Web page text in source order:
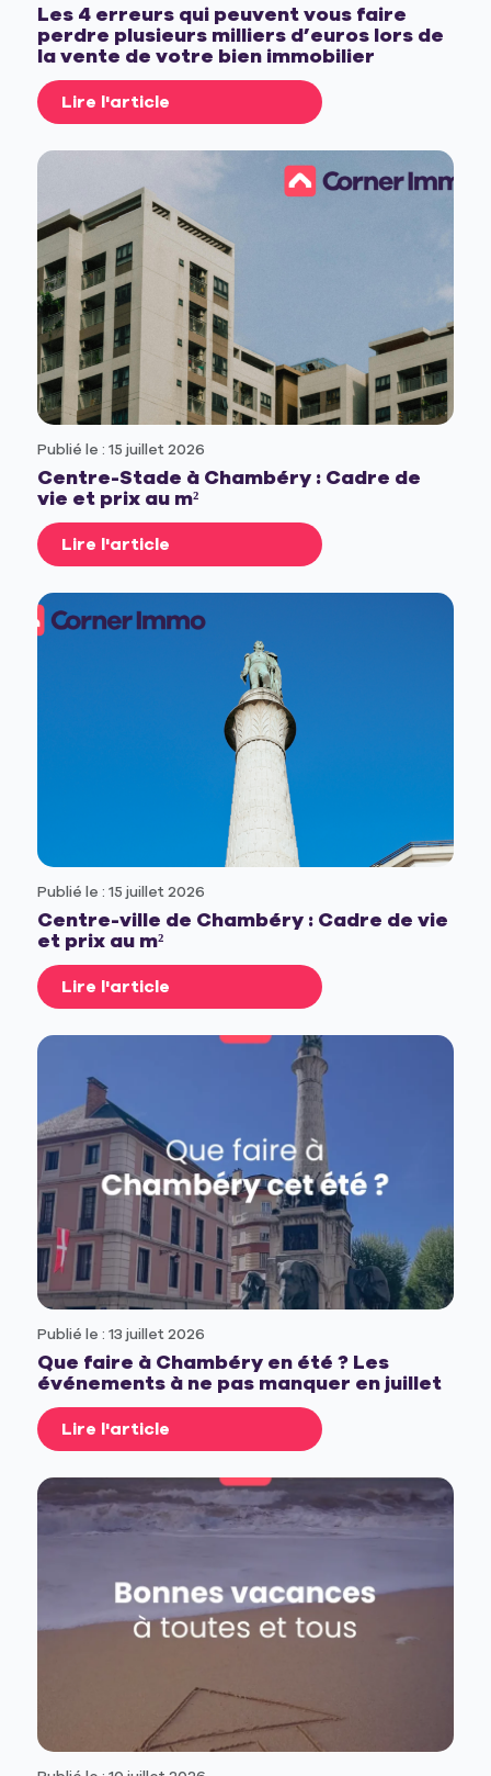
Les 4 erreurs qui peuvent vous faire
perdre plusieurs milliers d’euros lors de
la vente de votre bien immobilier
Lire l'article
Publié le : 15 juillet 2026
Centre-Stade à Chambéry : Cadre de
vie et prix au m²
Lire l'article
Publié le : 15 juillet 2026
Centre-ville de Chambéry : Cadre de vie
et prix au m²
Lire l'article
Publié le : 13 juillet 2026
Que faire à Chambéry en été ? Les
événements à ne pas manquer en juillet
Lire l'article